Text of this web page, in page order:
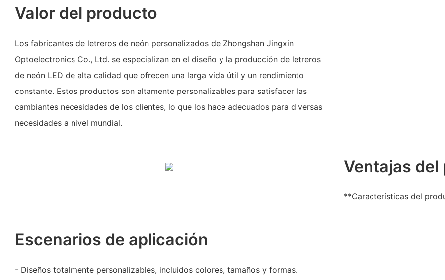
Valor del producto
Los fabricantes de letreros de neón personalizados de Zhongshan Jingxin
Optoelectronics Co., Ltd. se especializan en el diseño y la producción de letreros
de neón LED de alta calidad que ofrecen una larga vida útil y un rendimiento
constante. Estos productos son altamente personalizables para satisfacer las
cambiantes necesidades de los clientes, lo que los hace adecuados para diversas
necesidades a nivel mundial.
Ventajas
**Características del
Escenarios de aplicación
- Diseños totalmente personalizables, incluidos colores, tamaños y formas.